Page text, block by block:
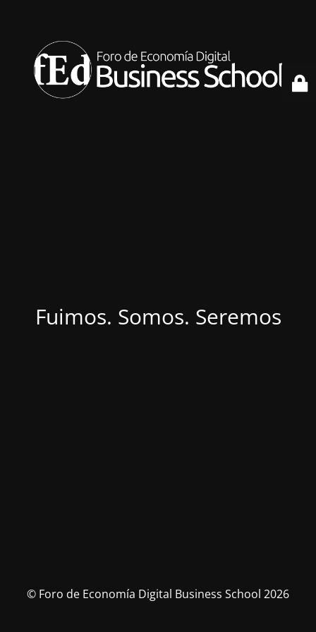
Fuimos. Somos. Seremos
© Foro de Economía Digital Business School 2026